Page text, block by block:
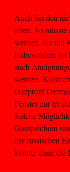
Auch bei den
oben. So
werden, die mit
insbesondere
auch
werden.
Gazprom
Fenster zur
Solche
Gasspeichern
der russischen
könnte dann die